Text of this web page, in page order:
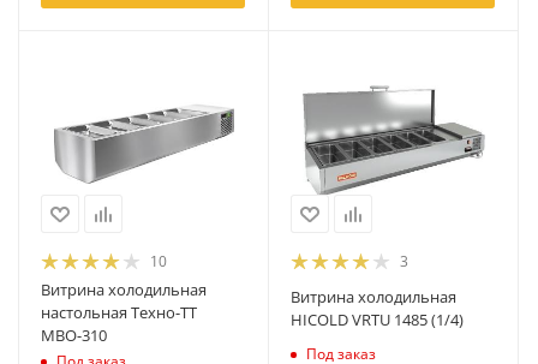
10
Витрина холодильная
настольная Техно-ТТ
МВО-310
3
Витрина холодильная
HICOLD VRTU 1485 (1/4)
Под заказ